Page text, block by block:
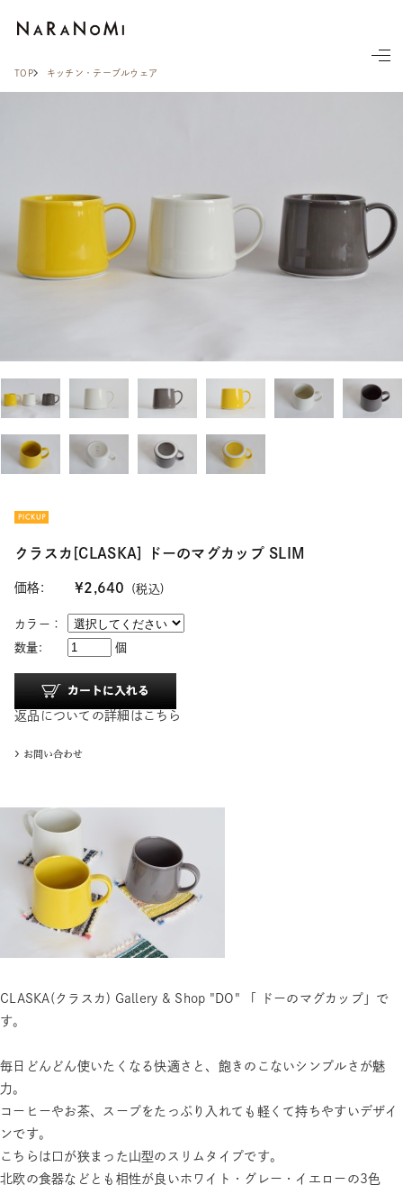
TOP キッチン・テーブルウェア
クラスカ[CLASKA] ドーのマグカップ SLIM
価格: ¥2,640 (税込)
カラー：
数量:
個
返品についての詳細はこちら
CLASKA(クラスカ) Gallery & Shop "DO" 「 ドーのマグカップ」で
す。
毎日どんどん使いたくなる快適さと、飽きのこないシンプルさが魅
力。
コーヒーやお茶、スープをたっぷり入れても軽くて持ちやすいデザイ
ンです。
こちらは口が狭まった山型のスリムタイプです。
北欧の食器などとも相性が良いホワイト・グレー・イエローの3色